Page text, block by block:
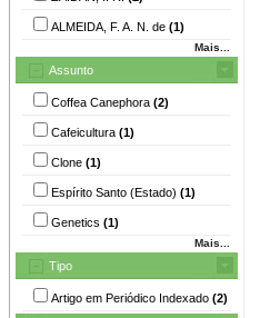
ALMEIDA, F. A. N. de (1)
Mais...
Assunto
Coffea Canephora (2)
Cafeicultura (1)
Clone (1)
Espírito Santo (Estado) (1)
Genetics (1)
Mais...
Tipo
Artigo em Periódico Indexado (2)